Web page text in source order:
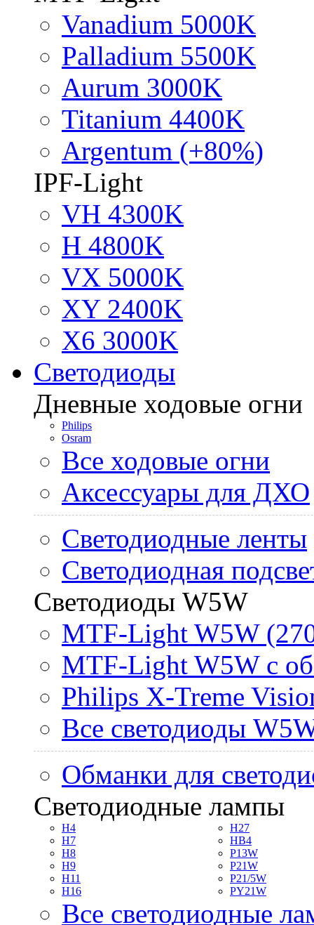
Vanadium 5000K
Palladium 5500K
Aurum 3000K
Titanium 4400K
Argentum (+80%)
IPF-Light
VH 4300K
H 4800K
VX 5000K
XY 2400K
X6 3000K
Светодиоды
Дневные ходовые огни
Philips
Osram
Все ходовые огни
Аксессуары для ДХО
Светодиодные ленты
Светодиодная
Светодиоды W5W
MTF-Light W5W
MTF-Light W5W с
Philips X-Treme
Все светодиоды
Обманки для
Светодиодные лампы
H4
H7
H8
H9
H11
H16
H27
HB4
P13W
P21W
P21/5W
PY21W
Все светодиодные